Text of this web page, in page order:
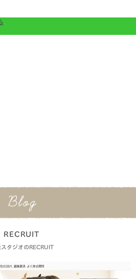
RECRUIT
スタジオのRECRUIT